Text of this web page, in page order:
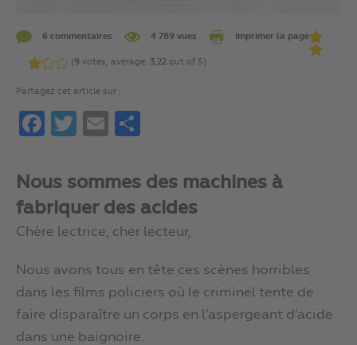
6 commentaires 4 789 vues Imprimer la page
(9 votes, average: 3,22 out of 5)
Partagez cet article sur :
FacebookTwitterEmail
Nous sommes des machines à
fabriquer des acides
Chère lectrice, cher lecteur,
Nous avons tous en tête ces scènes horribles
dans les films policiers où le criminel tente de
faire disparaître un corps en l’aspergeant d’acide
dans une baignoire.